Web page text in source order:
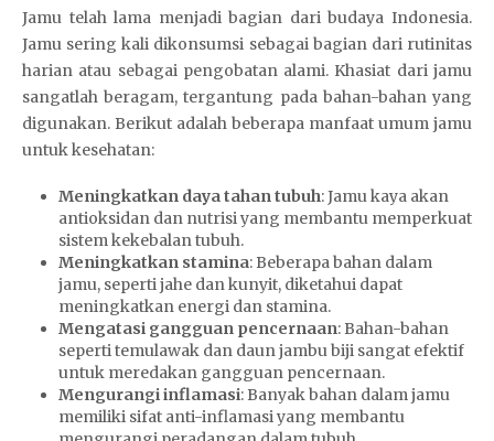
Jamu telah lama menjadi bagian dari budaya Indonesia.
Jamu sering kali dikonsumsi sebagai bagian dari rutinitas
harian atau sebagai pengobatan alami. Khasiat dari jamu
sangatlah beragam, tergantung pada bahan-bahan yang
digunakan. Berikut adalah beberapa manfaat umum jamu
untuk kesehatan:
Meningkatkan daya tahan tubuh: Jamu kaya akan
antioksidan dan nutrisi yang membantu memperkuat
sistem kekebalan tubuh.
Meningkatkan stamina: Beberapa bahan dalam
jamu, seperti jahe dan kunyit, diketahui dapat
meningkatkan energi dan stamina.
Mengatasi gangguan pencernaan: Bahan-bahan
seperti temulawak dan daun jambu biji sangat efektif
untuk meredakan gangguan pencernaan.
Mengurangi inflamasi: Banyak bahan dalam jamu
memiliki sifat anti-inflamasi yang membantu